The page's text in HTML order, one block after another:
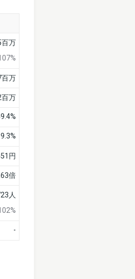
万
百万
万
9.3%
円
倍
人
-